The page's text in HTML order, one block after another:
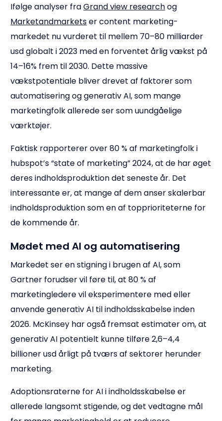
Ifølge analyser fraGrand view researchog
Marketandmarketser content marketing-
markedet nu vurderet til mellem 70–80 milliarder
usd globalt i 2023 med en forventet årlig vækst på
14–16% frem til 2030. Dette massive
vækstpotentiale bliver drevet af faktorer som
automatisering og generativ AI, som mange
marketingfolk allerede ser som uundgåelige
værktøjer.
Faktisk rapporterer over 80 % af marketingfolk i
hubspot’s “state of marketing” 2024, at de har øget
deres indholdsproduktion det seneste år. Det
interessante er, at mange af dem anser skalerbar
indholdsproduktion som en af topprioriteterne for
de kommende år.
Mødet med AI og automatisering
Markedet ser en stigning i brugen af AI, som
Gartner forudser vil føre til, at 80 % af
marketingledere vil eksperimentere med eller
anvende generativ AI til indholdsskabelse inden
2026. McKinsey har også fremsat estimater om, at
generativ AI potentielt kunne tilføre 2,6–4,4
billioner usd årligt på tværs af sektorer herunder
marketing.
Adoptionsraterne for AI i indholdsskabelse er
allerede langsomt stigende, og det vedtagne mål